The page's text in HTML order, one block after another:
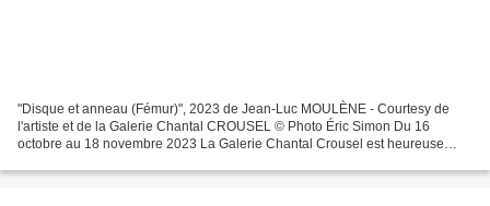
"Disque et anneau (Fémur)", 2023 de Jean-Luc MOULÈNE - Courtesy de
l'artiste et de la Galerie Chantal CROUSEL © Photo Éric Simon Du 16
octobre au 18 novembre 2023 La Galerie Chantal Crousel est heureuse